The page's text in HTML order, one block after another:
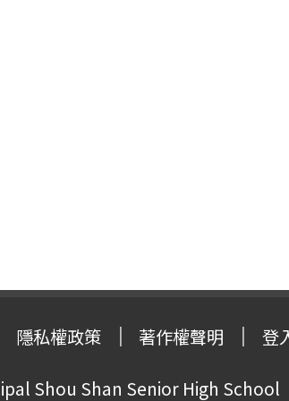
隱私權政策 著作權聲明 登
Shou Shan Senior High School